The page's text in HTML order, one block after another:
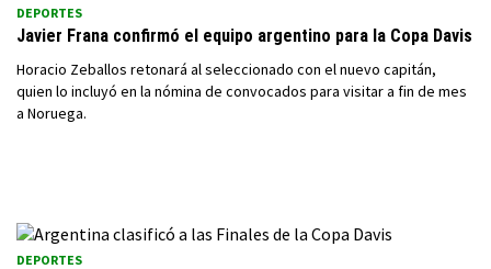
DEPORTES
Javier Frana confirmó el equipo argentino para la Copa Davis
Horacio Zeballos retonará al seleccionado con el nuevo capitán,
quien lo incluyó en la nómina de convocados para visitar a fin de mes
a Noruega.
DEPORTES